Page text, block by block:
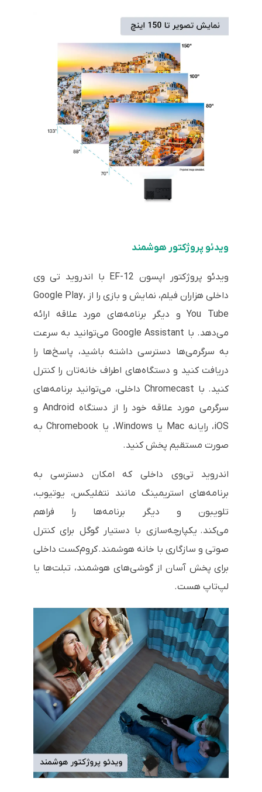
ویدئو پروژکتور هوشمند
ویدئو پروژکتور اپسون EF-12 با اندروید تی وی
داخلی هزاران فیلم، نمایش و بازی را از Google Play،
You Tube و دیگر برنامه‌های مورد علاقه ارائه
می‌دهد. با Google Assistant می‌توانید به سرعت
به سرگرمی‌ها دسترسی داشته باشید، پاسخ‌ها را
دریافت کنید و دستگاه‌های اطراف خانه‌تان را کنترل
کنید. با Chromecast داخلی، می‌توانید برنامه‌های
سرگرمی مورد علاقه خود را از دستگاه Android و
iOS، رایانه Mac یا Windows، یا Chromebook به
صورت مستقیم پخش کنید.
اندروید تی‌وی داخلی که امکان دسترسی به
برنامه‌های استریمینگ مانند نتفلیکس، یوتیوب،
تلویبون و دیگر برنامه‌ها را فراهم
می‌کند. یکپارچه‌سازی با دستیار گوگل برای کنترل
صوتی و سازگاری با خانه هوشمند.کروم‌کست داخلی
برای پخش آسان از گوشی‌های هوشمند، تبلت‌ها یا
لپ‌تاپ‌ هست.